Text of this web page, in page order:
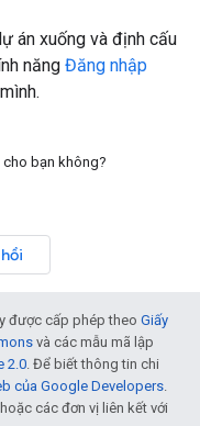
án xuống và định cấu
năng Đăng nhập
bạn không?
được cấp phép theo Giấy
và các mẫu mã lập
2.0. Để biết thông tin chi
của Google Developers.
các đơn vị liên kết với